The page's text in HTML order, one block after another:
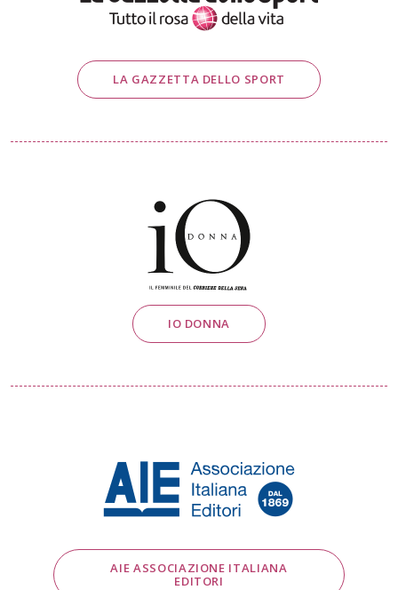
LA GAZZETTA DELLO SPORT
IO DONNA
AIE ASSOCIAZIONE ITALIANA
EDITORI